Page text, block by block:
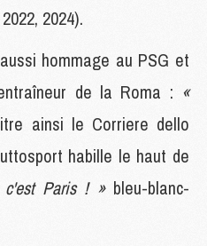
2024).
hommage au PSG et
de la Roma : «
ainsi le Corriere dello
habille le haut de
Paris ! »bleu-blanc-